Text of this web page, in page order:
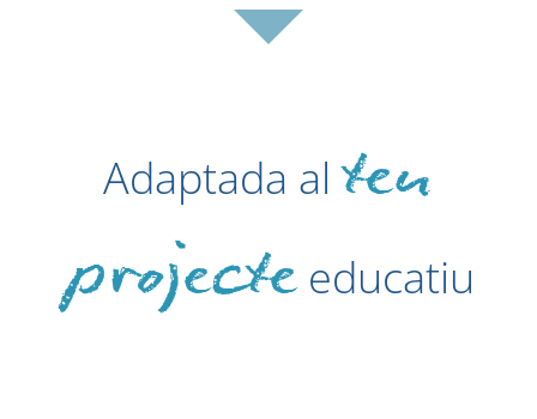
Adaptada alteu
projecteeducatiu